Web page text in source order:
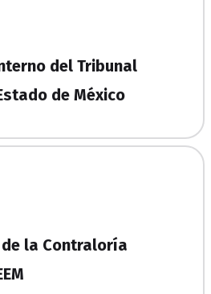
del Tribunal
de México
la Contraloría